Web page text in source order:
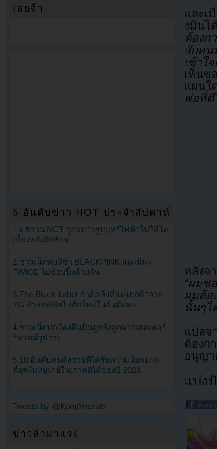
และเ
งมินไ
ต้องก
สักค
เข้าใ
เห็นข
แผนใ
พ่อที่ดี
หลังจ
“ผมช
ผมต้อ
นั้นๆไ
แปลจ
ต้อง
อนุญา
แบ่ง
เลยจ้า
5 อันดับข่าว HOT ประจำสัปดาห์
1.แฮชาน NCT ถูกพบว่าสูบบุหรี่ไฟฟ้าในวิดีโอ
เบื้องหลังฝึกซ้อม
2.ชาวเน็ตพบลิซ่า BLACKPINK และมินะ
TWICE ไปช้อปปิ้งด้วยกัน
3.The Black Label กำลังเล็งที่จะแยกตัวจาก
YG ย้ายอฟฟิศไปตึกใหม่ในฮันนัมดง
4.ชาวเน็ตปกป้องคิมมินจูหลังถูกพวกเฮดเตอร์
วิจารณ์รูปร่าง
5.10 อันดับคนดังชายที่ได้รับความนิยมมาก
ที่สุดในหมู่เกย์ในเกาหลีใต้ของปี 2023
Tweets by @KpopYouzab
ข่าวล่ามาแรง